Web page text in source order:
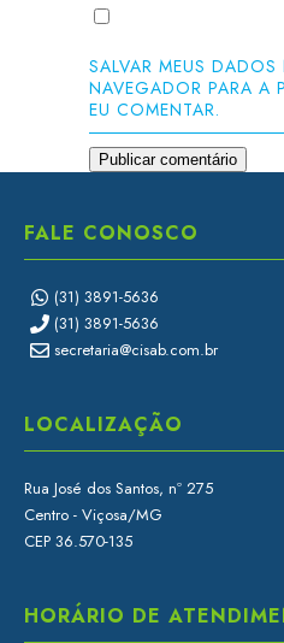
SALVAR MEUS DADOS
NAVEGADOR PARA A
EU COMENTAR.
FALE CONOSCO
(31) 3891-5636
(31) 3891-5636
secretaria@cisab.com.br
LOCALIZAÇÃO
Rua José dos Santos, nº 275
Centro - Viçosa/MG
CEP 36.570-135
HORÁRIO DE